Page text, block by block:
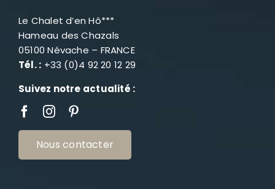
Le Chalet d’en Hô***
Hameau des Chazals
05100 Névache – FRANCE
Tél. : +33 (0)4 92 20 12 29
Suivez notre actualité :
Nous contacter